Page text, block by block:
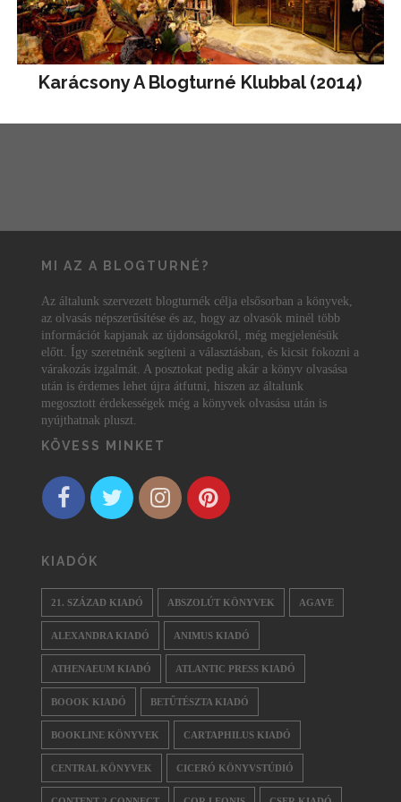
Karácsony A Blogturné Klubbal (2014)
MI AZ A BLOGTURNÉ?
Az általunk szervezett blogturnék célja elsősorban a könyvek,
az olvasás népszerűsítése és az, hogy az olvasók minél több
információt kapjanak az újdonságokról, még megjelenésük
előtt. Így szeretnénk segíteni a választásban, és kicsit fokozni a
várakozás izgalmát. A posztokat pedig akár a könyv olvasása
után is érdemes lehet újra átfutni, hiszen az általunk
megosztott érdekességek még a könyvek olvasása után is
nyújthatnak pluszt.
KÖVESS MINKET
KIADÓK
21. SZÁZAD KIADÓ ABSZOLÚT KÖNYVEK AGAVE
ALEXANDRA KIADÓ ANIMUS KIADÓ
ATHENAEUM KIADÓ ATLANTIC PRESS KIADÓ
BOOOK KIADÓ BETŰTÉSZTA KIADÓ
BOOKLINE KÖNYVEK CARTAPHILUS KIADÓ
CENTRAL KÖNYVEK CICERÓ KÖNYVSTÚDIÓ